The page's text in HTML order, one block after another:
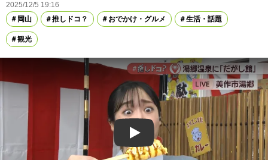
2025/12/5 19:16
岡山
推しドコ？ おでかけ・グルメ 生活・話題
観光
Play